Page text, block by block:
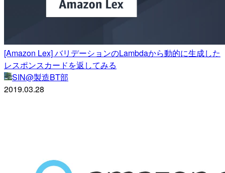
[Amazon Lex] バリデーションのLambdaから動的に生成した
レスポンスカードを返してみる
SIN@製造BT部
2019.03.28